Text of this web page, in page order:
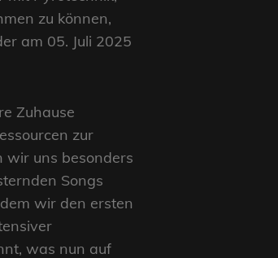
zu können,
am 05. Juli 2025
Zuhause
zur
wir uns besonders
Songs
wir den ersten
was nun auf